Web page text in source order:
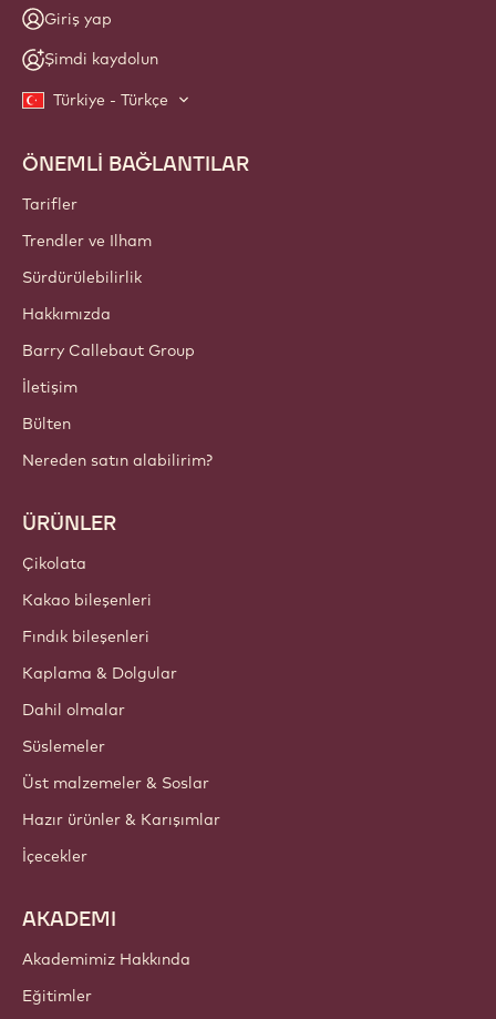
Giriş yap
Şimdi kaydolun
Türkiye - Türkçe
Footer
Callebaut
ÖNEMLİ BAĞLANTILAR
Tarifler
Trendler ve Ilham
Sürdürülebilirlik
Hakkımızda
Barry Callebaut Group
İletişim
Bülten
Nereden satın alabilirim?
ÜRÜNLER
Çikolata
Kakao bileşenleri
Fındık bileşenleri
Kaplama & Dolgular
Dahil olmalar
Süslemeler
Üst malzemeler & Soslar
Hazır ürünler & Karışımlar
İçecekler
AKADEMI
Akademimiz Hakkında
Eğitimler